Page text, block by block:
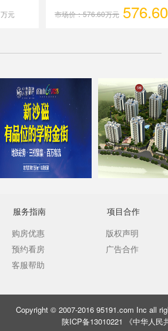
万元 市场价：576.60万元 576.60
服务指南
购房优惠
预约看房
客服帮助
项目合作
版权声明
广告合作
Copyright © 2007-2016 95191.com Inc all
陕ICP备13010221 《中华人民